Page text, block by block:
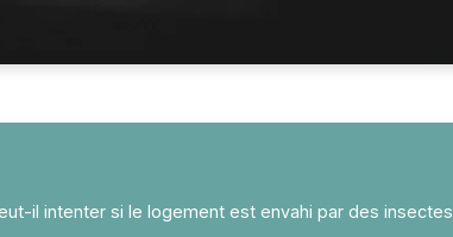
il intenter si le logement est envahi par des insectes